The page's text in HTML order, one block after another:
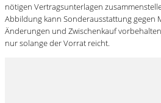
nötigen Vertragsunterlagen
Abbildung kann Sonderausstattung gegen
Änderungen und Zwischenkauf
nur solange der Vorrat reicht.